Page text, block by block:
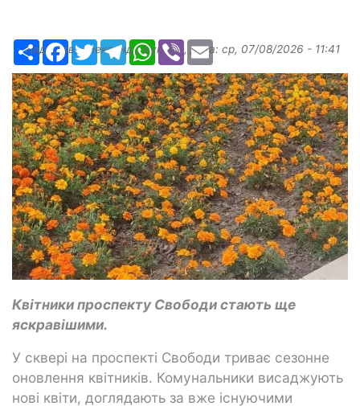
РесурсFacebook
TwitterTelegramWhatsApp
ViberEmail
Надіслав:Александр Бугаев , дата: ср, 07/08/2026 - 11:41
Квітники проспекту Свободи стають ще
яскравішими.
У сквері на проспекті Свободи триває сезонне
оновлення квітників. Комунальники висаджують
нові квіти, доглядають за вже існуючими